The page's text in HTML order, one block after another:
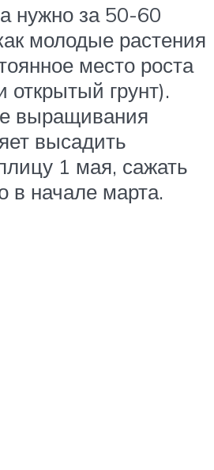
нужно за 50-60
молодые растения
место роста
открытый грунт).
выращивания
высадить
1 мая, сажать
в начале марта.